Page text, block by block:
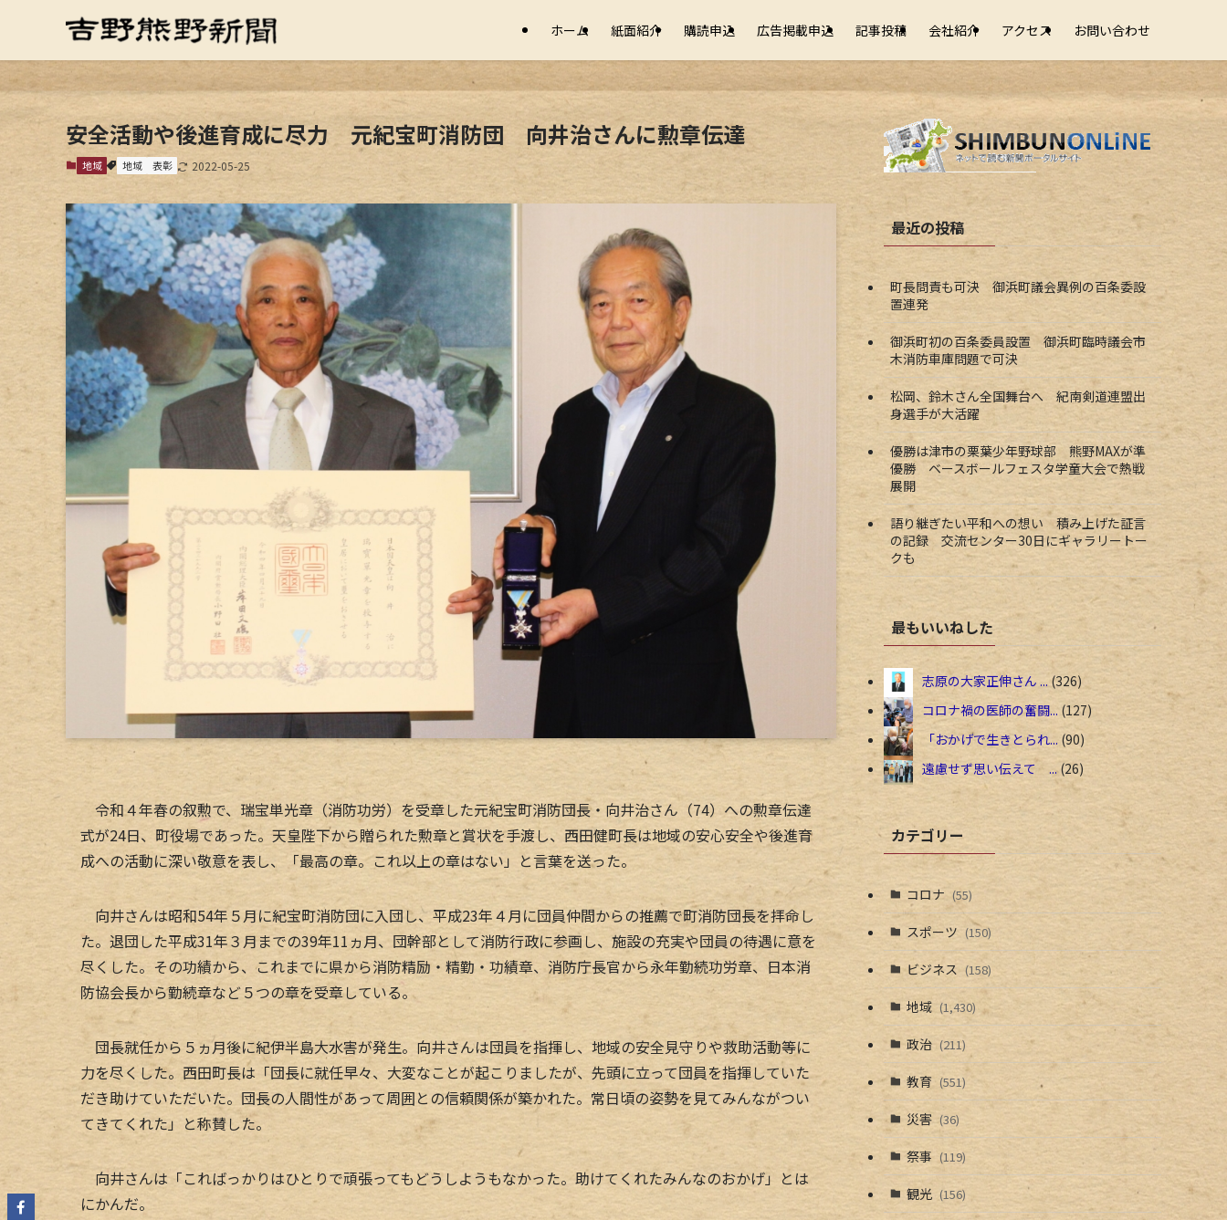
ホーム 紙面紹介 購読申込 広告掲載申込 記事投稿 会社紹介 アクセス お問い合わせ
安全活動や後進育成に尽力 元紀宝町消防団 向井治さんに勲章伝達
地域 地域 表彰 2022-05-25
令和４年春の叙勲で、瑞宝単光章（消防功労）を受章した元紀宝町消防団長・向井治さん（74）への勲章伝達
式が24日、町役場であった。天皇陛下から贈られた勲章と賞状を手渡し、西田健町長は地域の安心安全や後進育
成への活動に深い敬意を表し、「最高の章。これ以上の章はない」と言葉を送った。
向井さんは昭和54年５月に紀宝町消防団に入団し、平成23年４月に団員仲間からの推薦で町消防団長を拝命し
た。退団した平成31年３月までの39年11ヵ月、団幹部として消防行政に参画し、施設の充実や団員の待遇に意を
尽くした。その功績から、これまでに県から消防精励・精勤・功績章、消防庁長官から永年勤続功労章、日本消
防協会長から勤続章など５つの章を受章している。
団長就任から５ヵ月後に紀伊半島大水害が発生。向井さんは団員を指揮し、地域の安全見守りや救助活動等に
力を尽くした。西田町長は「団長に就任早々、大変なことが起こりましたが、先頭に立って団員を指揮していた
だき助けていただいた。団長の人間性があって周囲との信頼関係が築かれた。常日頃の姿勢を見てみんながつい
てきてくれた」と称賛した。
向井さんは「こればっかりはひとりで頑張ってもどうしようもなかった。助けてくれたみんなのおかげ」とは
にかんだ。
最近の投稿
町長問責も可決 御浜町議会異例の百条委設
置連発
御浜町初の百条委員設置 御浜町臨時議会市
木消防車庫問題で可決
松岡、鈴木さん全国舞台へ 紀南剣道連盟出
身選手が大活躍
優勝は津市の栗葉少年野球部 熊野MAXが準
優勝 ベースボールフェスタ学童大会で熱戦
展開
語り継ぎたい平和への想い 積み上げた証言
の記録 交流センター30日にギャラリートー
クも
最もいいねした
志原の大家正伸さん ... 326
コロナ禍の医師の奮闘... 127
「おかげで生きとられ... 90
遠慮せず思い伝えて ... 26
カテゴリー
コロナ (55)
スポーツ (150)
ビジネス (158)
地域 (1,430)
政治 (211)
教育 (551)
災害 (36)
祭事 (119)
観光 (156)